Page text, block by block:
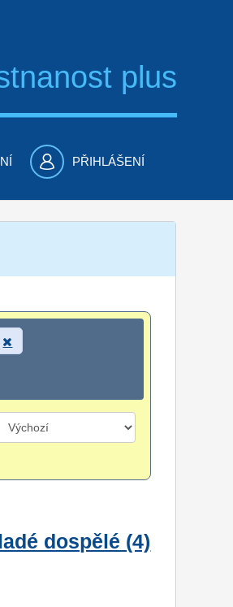
plus
PŘIHLÁŠENÍ
dospělé (4)